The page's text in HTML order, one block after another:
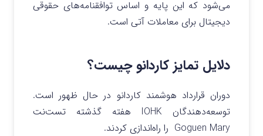
می‌شود که این پایه و اساس توافقنامه‌های حقوقی
دیجیتال برای معاملات آتی است.
دلایل تمایز کاردانو چیست؟
دوران قرارداد هوشمند کاردانو در حال ظهور است.
توسعه‌دهندگان IOHK هفته گذشته تست‌نت
Goguen Mary را راه‌اندازی کردند.